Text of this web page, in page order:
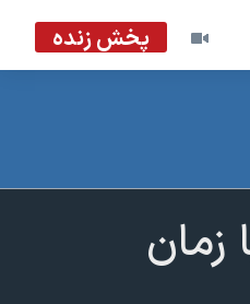
پخش زنده
مقایسه با زمان